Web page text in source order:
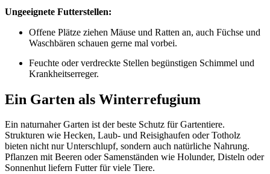
Ungeeignete Futterstellen:
Offene Plätze ziehen Mäuse und Ratten an, auch Füchse und
Waschbären schauen gerne mal vorbei.
Feuchte oder verdreckte Stellen begünstigen Schimmel und
Krankheitserreger.
Ein Garten als Winterrefugium
Ein naturnaher Garten ist der beste Schutz für Gartentiere.
Strukturen wie Hecken, Laub- und Reisighaufen oder Totholz
bieten nicht nur Unterschlupf, sondern auch natürliche Nahrung.
Pflanzen mit Beeren oder Samenständen wie Holunder, Disteln oder
Sonnenhut liefern Futter für viele Tiere.